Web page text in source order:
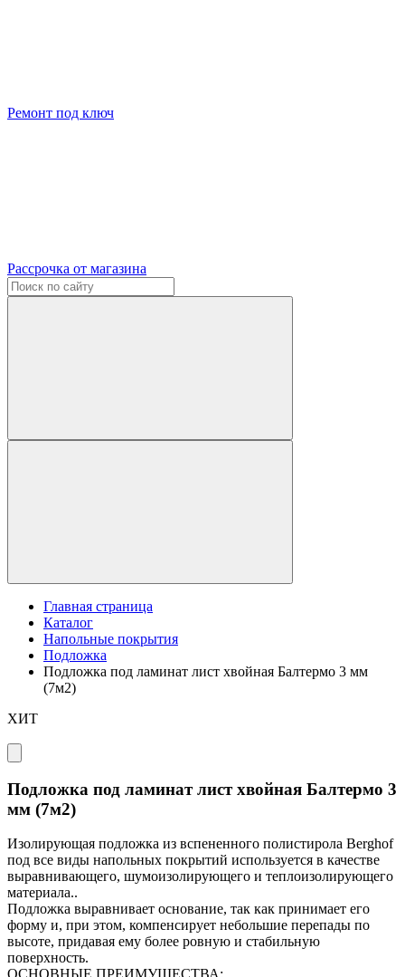
Ремонт под ключ
Рассрочка от магазина
Главная страница
Каталог
Напольные покрытия
Подложка
Подложка под ламинат лист хвойная Балтермо 3 мм
(7м2)
ХИТ
Подложка под ламинат лист хвойная Балтермо 3
мм (7м2)
Изолирующая подложка из вспененного полистирола Berghof
под все виды напольных покрытий используется в качестве
выравнивающего, шумоизолирующего и теплоизолирующего
материала..
Подложка выравнивает основание, так как принимает его
форму и, при этом, компенсирует небольшие перепады по
высоте, придавая ему более ровную и стабильную
поверхность.